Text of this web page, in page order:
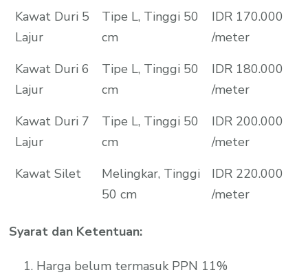
Kawat Duri 5
Lajur
Tipe L, Tinggi 50
cm
IDR 170.000
/meter
Kawat Duri 6
Lajur
Tipe L, Tinggi 50
cm
IDR 180.000
/meter
Kawat Duri 7
Lajur
Tipe L, Tinggi 50
cm
IDR 200.000
/meter
Kawat Silet
Melingkar, Tinggi
50 cm
IDR 220.000
/meter
Syarat dan Ketentuan:
Harga belum termasuk PPN 11%